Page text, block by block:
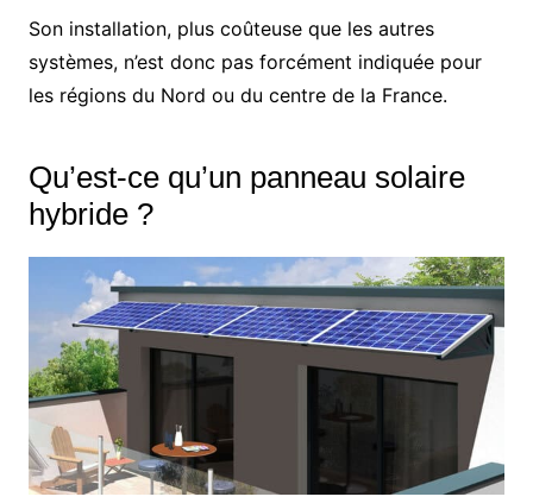
Son installation, plus coûteuse que les autres
systèmes, n’est donc pas forcément indiquée pour
les régions du Nord ou du centre de la France.
Qu’est-ce qu’un panneau solaire
hybride ?